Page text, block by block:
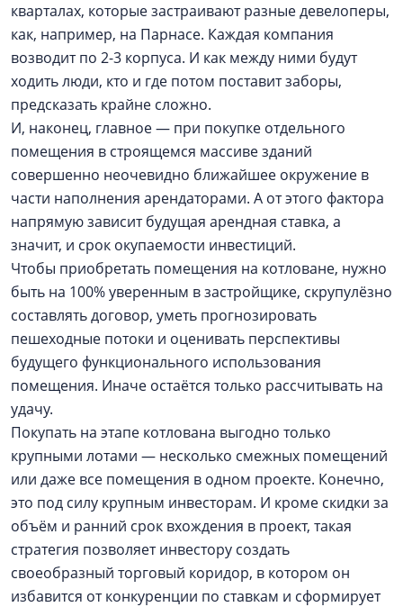
кварталах, которые застраивают разные девелоперы,
как, например, на Парнасе. Каждая компания
возводит по 2-3 корпуса. И как между ними будут
ходить люди, кто и где потом поставит заборы,
предсказать крайне сложно.
И, наконец, главное — при покупке отдельного
помещения в строящемся массиве зданий
совершенно неочевидно ближайшее окружение в
части наполнения арендаторами. А от этого фактора
напрямую зависит будущая арендная ставка, а
значит, и срок окупаемости инвестиций.
Чтобы приобретать помещения на котловане, нужно
быть на 100% уверенным в застройщике, скрупулёзно
составлять договор, уметь прогнозировать
пешеходные потоки и оценивать перспективы
будущего функционального использования
помещения. Иначе остаётся только рассчитывать на
удачу.
Покупать на этапе котлована выгодно только
крупными лотами — несколько смежных помещений
или даже все помещения в одном проекте. Конечно,
это под силу крупным инвесторам. И кроме скидки за
объём и ранний срок вхождения в проект, такая
стратегия позволяет инвестору создать
своеобразный торговый коридор, в котором он
избавится от конкуренции по ставкам и сформирует